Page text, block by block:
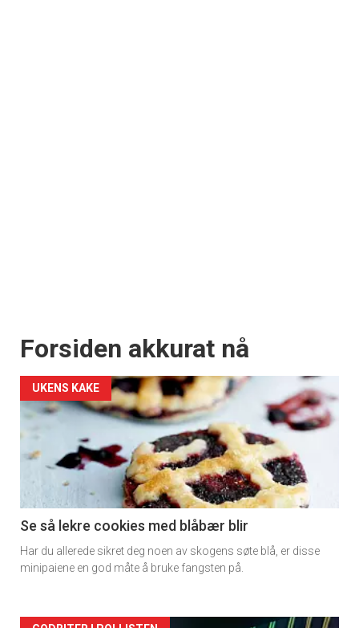
Forsiden akkurat nå
UKENS KAKE
Se så lekre cookies med blåbær blir
Har du allerede sikret deg noen av skogens søte blå, er disse
minipaiene en god måte å bruke fangsten på.